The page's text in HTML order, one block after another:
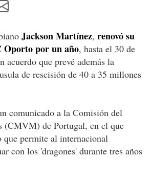
Jackson Martínez, renovó su
Oporto por un año, hasta el 30 de
acuerdo que prevé además la
de rescisión de 40 a 35 millones
comunicado a la Comisión del
(CMVM) de Portugal, en el que
que permite al internacional
con los 'dragones' durante tres años